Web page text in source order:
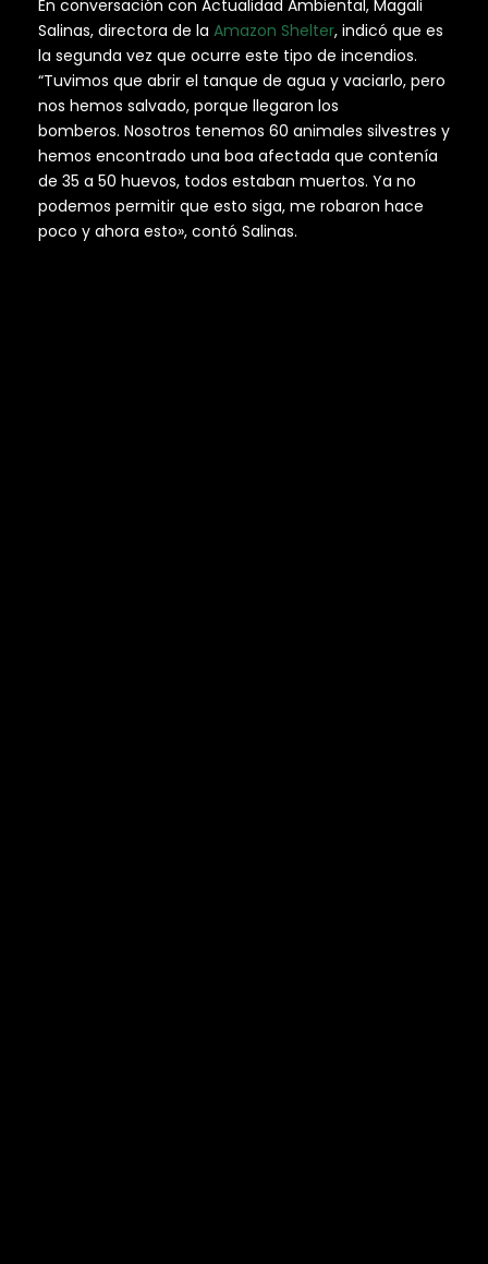
En conversación con Actualidad Ambiental, Magali
Salinas, directora de la Amazon Shelter, indicó que es
la segunda vez que ocurre este tipo de incendios.
“Tuvimos que abrir el tanque de agua y vaciarlo, pero
nos hemos salvado, porque llegaron los
bomberos. Nosotros tenemos 60 animales silvestres y
hemos encontrado una boa afectada que contenía
de 35 a 50 huevos, todos estaban muertos. Ya no
podemos permitir que esto siga, me robaron hace
poco y ahora esto», contó Salinas.